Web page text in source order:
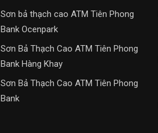
Sơn bả thạch cao ATM Tiên Phong
Bank Ocenpark
Sơn Bả Thạch Cao ATM Tiên Phong
Bank Hàng Khay
Sơn Bả Thạch Cao ATM Tiên Phong
Bank